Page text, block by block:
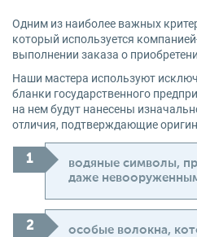
Одним из наиболее важных
который используется
выполнении заказа о
Наши мастера используют
бланки государственного
на нем будут нанесены
отличия, подтверждающие
водяные символы,
даже
особые волокна,